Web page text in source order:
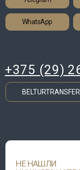
НЕ НАШЛИ
НУЖНОГО
Оставьте заявку с
и мы свяжемся с вами